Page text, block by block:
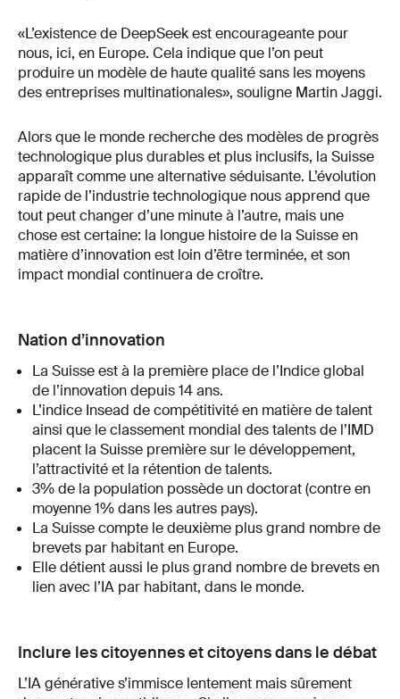
«L’existence de DeepSeek est encourageante pour
nous, ici, en Europe. Cela indique que l’on peut
produire un modèle de haute qualité sans les moyens
des entreprises multinationales», souligne Martin Jaggi.
Alors que le monde recherche des modèles de progrès
technologique plus durables et plus inclusifs, la Suisse
apparaît comme une alternative séduisante. L’évolution
rapide de l’industrie technologique nous apprend que
tout peut changer d’une minute à l’autre, mais une
chose est certaine: la longue histoire de la Suisse en
matière d’innovation est loin d’être terminée, et son
impact mondial continuera de croître.
Nation d’innovation
La Suisse est à la première place de l’Indice global
de l’innovation depuis 14 ans.
L’indice Insead de compétitivité en matière de talent
ainsi que le classement mondial des talents de l’IMD
placent la Suisse première sur le développement,
l’attractivité et la rétention de talents.
3% de la population possède un doctorat (contre en
moyenne 1% dans les autres pays).
La Suisse compte le deuxième plus grand nombre de
brevets par habitant en Europe.
Elle détient aussi le plus grand nombre de brevets en
lien avec l’IA par habitant, dans le monde.
Inclure les citoyennes et citoyens dans le débat
L’IA générative s’immisce lentement mais sûrement